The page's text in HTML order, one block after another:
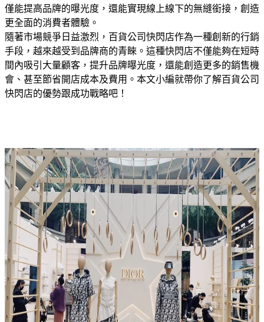
僅能提高品牌的曝光度，還能實現線上線下的無縫銜接，創造
更全面的消費者體驗。
隨著市場競爭日益激烈，百貨公司快閃店作為一種創新的行銷
手段，越來越受到品牌商的青睞。這種快閃店不僅能夠在短時
間內吸引大量顧客，提升品牌曝光度，還能創造更多的銷售機
會、甚至節省開店成本及費用。本文小編就帶你了解百貨公司
快閃店的優勢跟成功戰略吧！